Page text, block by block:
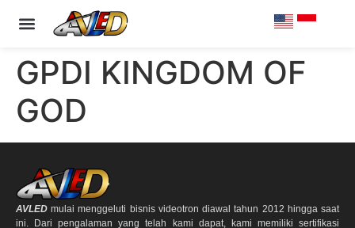
GPDI KINGDOM OF
GOD
AVLED mulai menggeluti bisnis videotron diawal tahun 2012 hingga saat
ini. Dari pengalaman yang telah kami dapat, kami memiliki sertifikasi